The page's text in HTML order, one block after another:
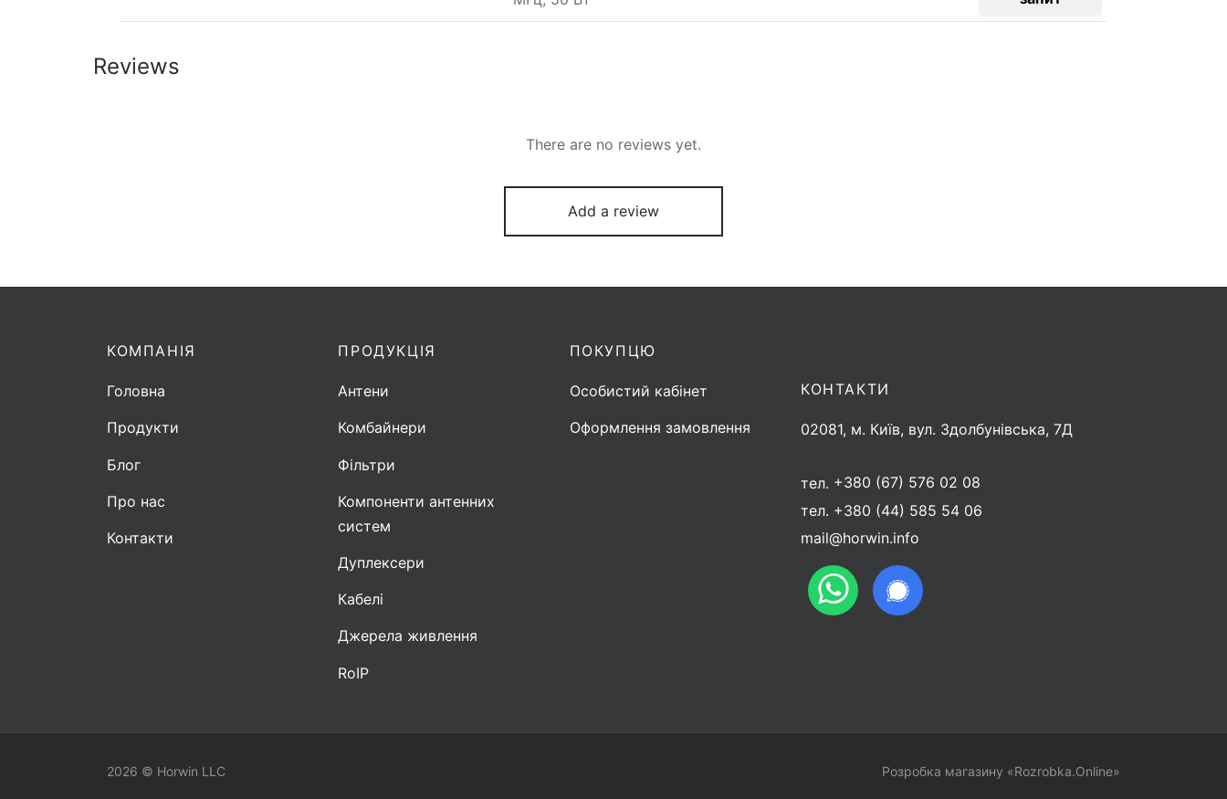
Reviews
There are no reviews yet.
Add a review
КОНТАКТИ
02081, м. Київ, вул. Здолбунівська, 7Д
тел. +380 (67) 576 02 08
тел. +380 (44) 585 54 06
mail@horwin.info
ПРОДУКЦІЯ
Антени
Комбайнери
Фільтри
Компоненти антенних
систем
Дуплексери
Кабелі
Джерела живлення
RoIP
ПОКУПЦЮ
Особистий кабінет
Оформлення замовлення
КОМПАНІЯ
Головна
Продукти
Блог
Про нас
Контакти
2026 © Horwin LLC Розробка магазину «Rozrobka.Online»